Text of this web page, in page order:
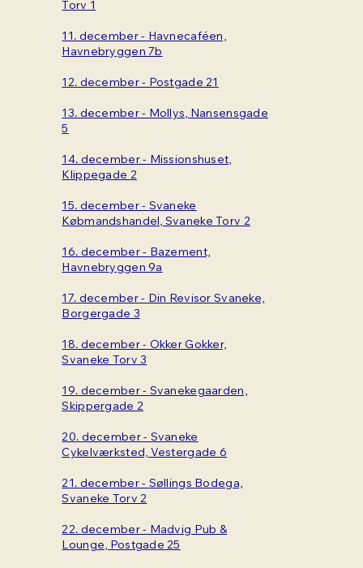
Torv 1
11. december - Havnecaféen,
Havnebryggen 7b
12. december - Postgade 21
13. december - Mollys, Nansensgade
5
14. december - Missionshuset,
Klippegade 2
15. december - Svaneke
Købmandshandel, Svaneke Torv 2
16. december - Bazement,
Havnebryggen 9a
17. december - Din Revisor Svaneke,
Borgergade 3
18. december - Okker Gokker,
Svaneke Torv 3
19. december - Svanekegaarden,
Skippergade 2
20. december - Svaneke
Cykelværksted, Vestergade 6
21. december - Søllings Bodega,
Svaneke Torv 2
22. december - Madvig Pub &
Lounge, Postgade 25